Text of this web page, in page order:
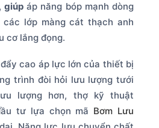
giúp áp năng bóp mạnh dòng
lớp màng cát thạch anh
cơ lắng đọng.
cao áp lực lớn của thiết bị
trình đòi hỏi lưu lượng tưới
lượng hơn, thợ kỹ thuật
tư lựa chọn mã Bơm Lưu